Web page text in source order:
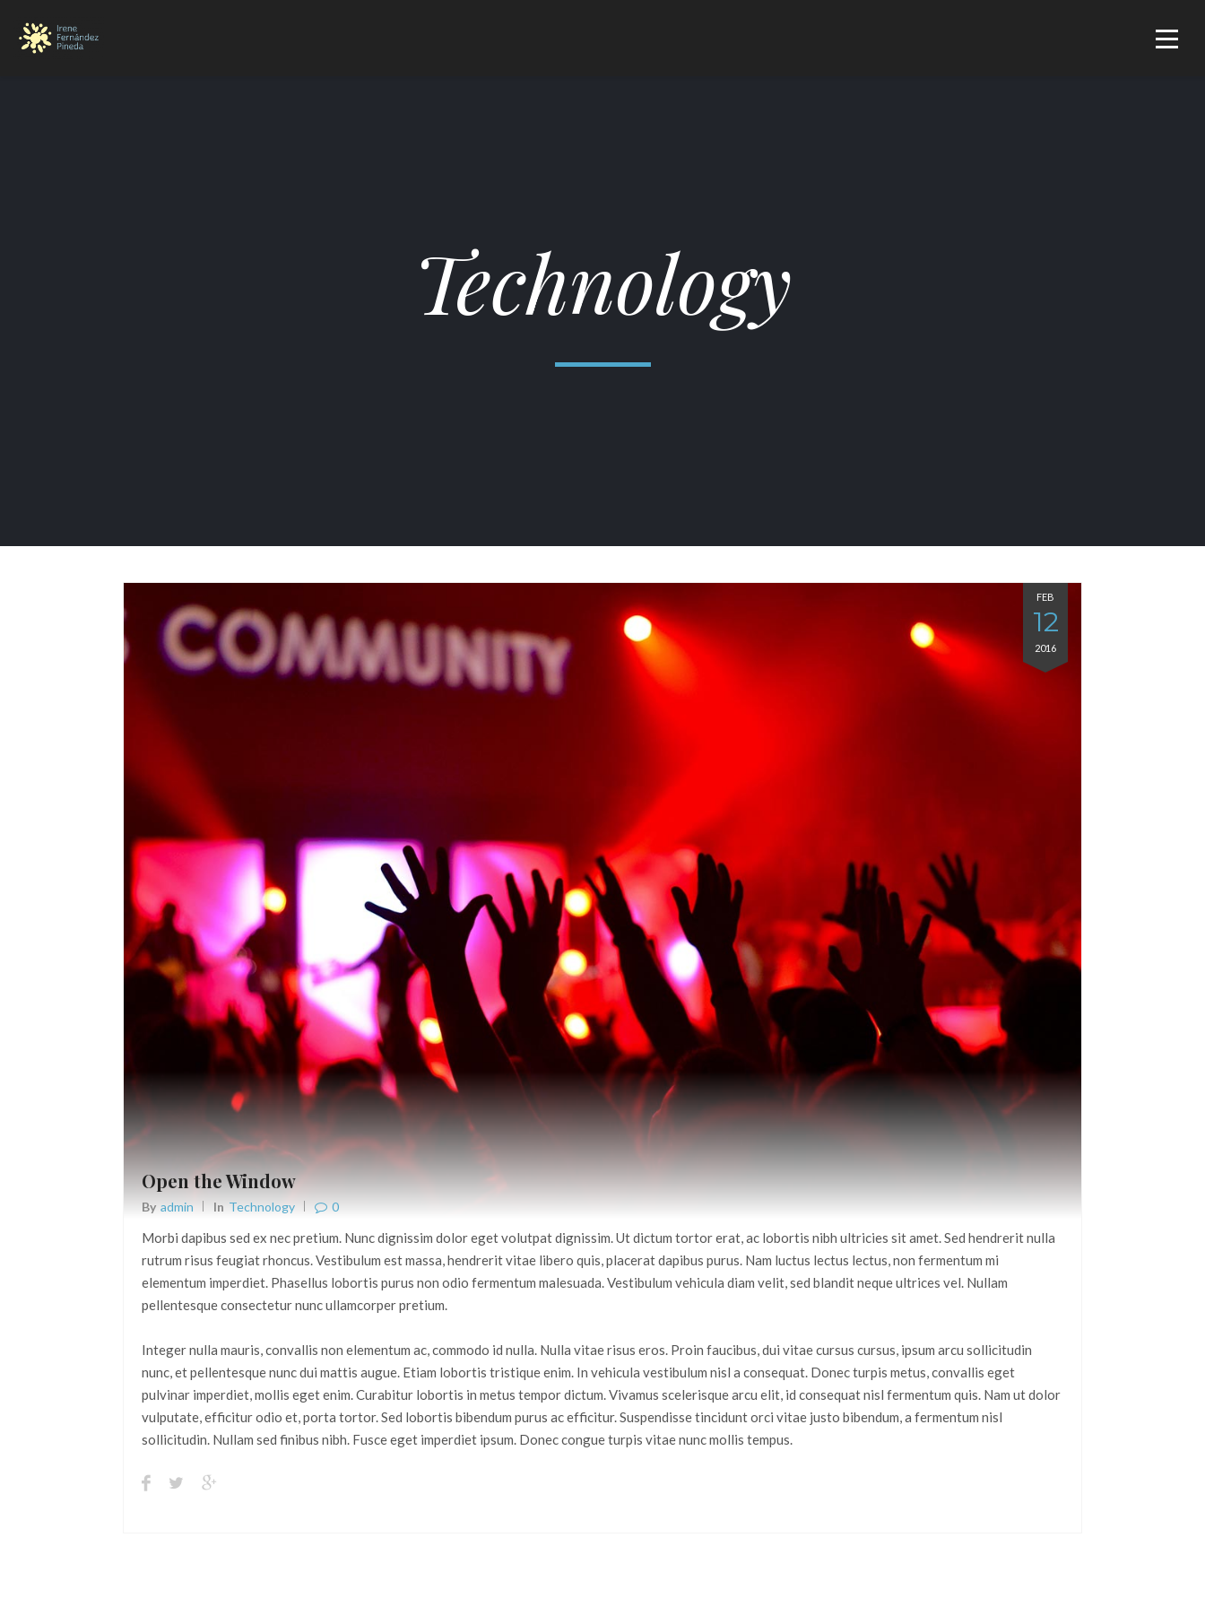
Technology
FEB
12
2016
Open the Window
By Admin In Technology 0
Morbi dapibus sed ex nec pretium. Nunc dignissim dolor eget volutpat dignissim. Ut dictum tortor erat, ac lobortis nibh ultricies sit amet. Sed hendrerit nulla
rutrum risus feugiat rhoncus. Vestibulum est massa, hendrerit vitae libero quis, placerat dapibus purus. Nam luctus lectus lectus, non fermentum mi
elementum imperdiet. Phasellus lobortis purus non odio fermentum malesuada. Vestibulum vehicula diam velit, sed blandit neque ultrices vel. Nullam
pellentesque consectetur nunc ullamcorper pretium.
Integer nulla mauris, convallis non elementum ac, commodo id nulla. Nulla vitae risus eros. Proin faucibus, dui vitae cursus cursus, ipsum arcu sollicitudin
nunc, et pellentesque nunc dui mattis augue. Etiam lobortis tristique enim. In vehicula vestibulum nisl a consequat. Donec turpis metus, convallis eget
pulvinar imperdiet, mollis eget enim. Curabitur lobortis in metus tempor dictum. Vivamus scelerisque arcu elit, id consequat nisl fermentum quis. Nam ut dolor
vulputate, efficitur odio et, porta tortor. Sed lobortis bibendum purus ac efficitur. Suspendisse tincidunt orci vitae justo bibendum, a fermentum nisl
sollicitudin. Nullam sed finibus nibh. Fusce eget imperdiet ipsum. Donec congue turpis vitae nunc mollis tempus.